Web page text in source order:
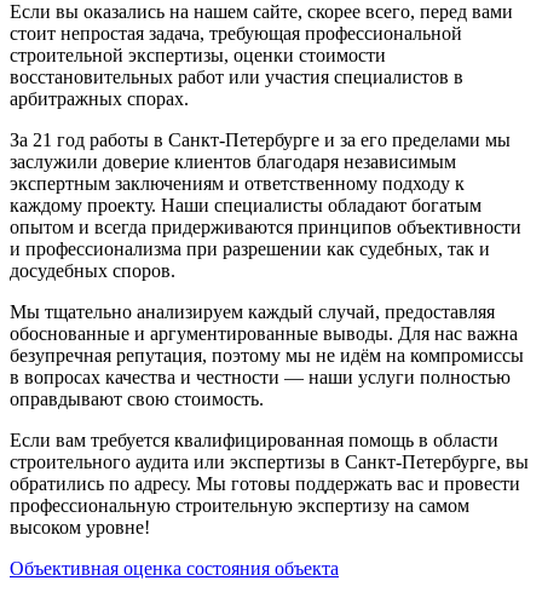
Если вы оказались на нашем сайте, скорее всего, перед вами
стоит непростая задача, требующая профессиональной
строительной экспертизы, оценки стоимости
восстановительных работ или участия специалистов в
арбитражных спорах.
За 21 год работы в Санкт-Петербурге и за его пределами мы
заслужили доверие клиентов благодаря независимым
экспертным заключениям и ответственному подходу к
каждому проекту. Наши специалисты обладают богатым
опытом и всегда придерживаются принципов объективности
и профессионализма при разрешении как судебных, так и
досудебных споров.
Мы тщательно анализируем каждый случай, предоставляя
обоснованные и аргументированные выводы. Для нас важна
безупречная репутация, поэтому мы не идём на компромиссы
в вопросах качества и честности — наши услуги полностью
оправдывают свою стоимость.
Если вам требуется квалифицированная помощь в области
строительного аудита или экспертизы в Санкт-Петербурге, вы
обратились по адресу. Мы готовы поддержать вас и провести
профессиональную строительную экспертизу на самом
высоком уровне!
Объективная оценка состояния объекта